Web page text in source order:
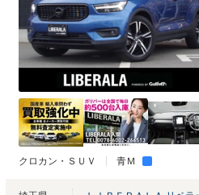
クロカン・ＳＵＶ 青Ｍ